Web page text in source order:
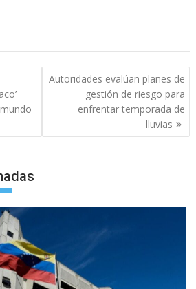
Autoridades evalúan planes de
gestión de riesgo para
enfrentar temporada de
lluvias